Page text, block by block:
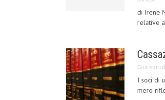
di Irene
relative
I soci di
mero